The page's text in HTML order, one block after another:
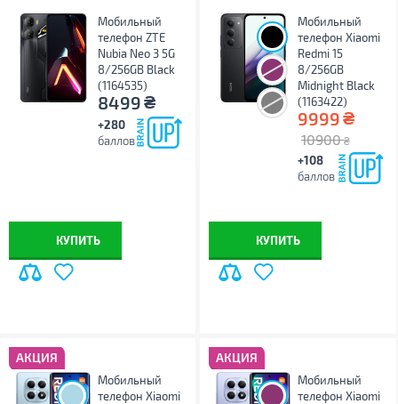
Мобильный
телефон ZTE
Nubia Neo 3 5G
8/256GB Black
(1164535)
8499₴
+280
баллов
КУПИТЬ
Мобильный
телефон Xiaomi
Redmi 15
8/256GB
Midnight Black
(1163422)
9999₴
10900 ₴
+108
баллов
КУПИТЬ
АКЦИЯ
Мобильный
телефон Xiaomi
АКЦИЯ
Мобильный
телефон Xiaomi